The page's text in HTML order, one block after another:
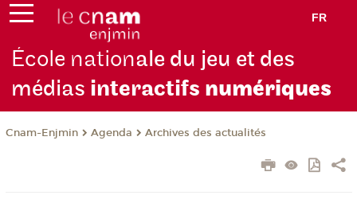
FR
École nationale du jeu et des
médias interactifs numériques
Cnam-Enjmin Agenda Archives des actualités